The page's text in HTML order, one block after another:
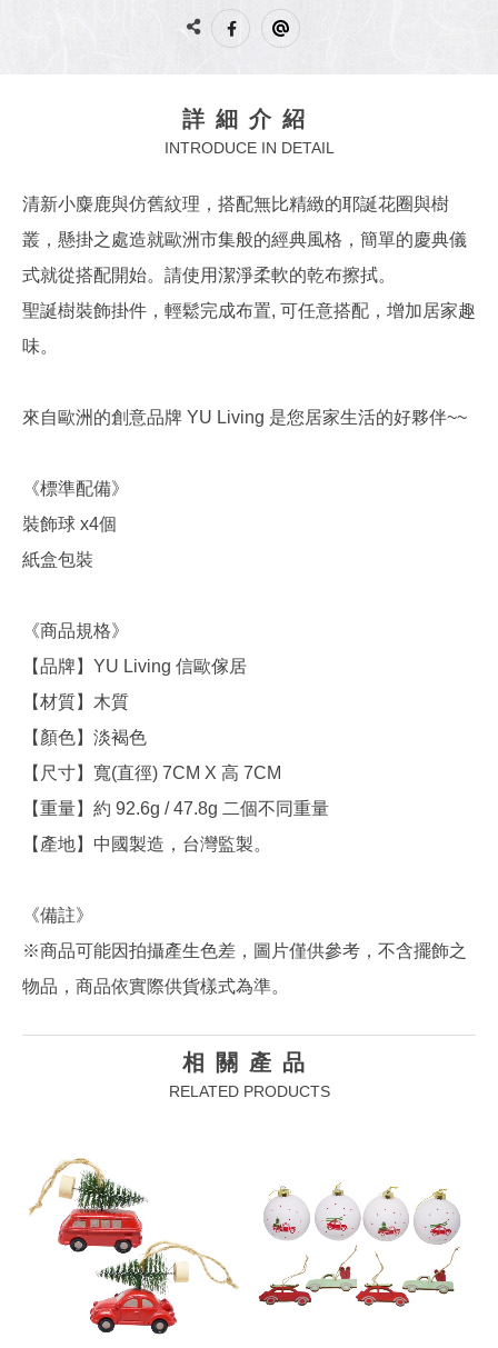
詳細介紹
INTRODUCE IN DETAIL
清新小麋鹿與仿舊紋理，搭配無比精緻的耶誕花圈與樹
叢，懸掛之處造就歐洲市集般的經典風格，簡單的慶典儀
式就從搭配開始。請使用潔淨柔軟的乾布擦拭。
聖誕樹裝飾掛件，輕鬆完成布置, 可任意搭配，增加居家趣
味。
來自歐洲的創意品牌 YU Living 是您居家生活的好夥伴~~
《標準配備》
裝飾球 x4個
紙盒包裝
《商品規格》
【品牌】YU Living 信歐傢居
【材質】木質
【顏色】淡褐色
【尺寸】寬(直徑) 7CM X 高 7CM
【重量】約 92.6g / 47.8g 二個不同重量
【產地】中國製造，台灣監製。
《備註》
※商品可能因拍攝產生色差，圖片僅供參考，不含擺飾之
物品，商品依實際供貨樣式為準。
相關產品
RELATED PRODUCTS